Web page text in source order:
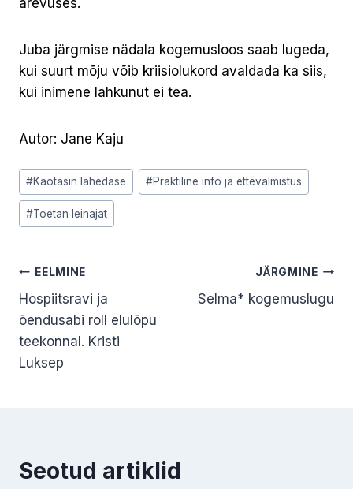
Juba järgmise nädala kogemusloos saab lugeda,
kui suurt mõju võib kriisiolukord avaldada ka siis,
kui inimene lahkunut ei tea.
Autor: Jane Kaju
Post
Tags:
#Kaotasin lähedase #Praktiline info ja ettevalmistus
#Toetan leinajat
Navigeerimine
EELMINE
Hospiitsravi ja
õendusabi roll elulõpu
teekonnal. Kristi
Luksep
JÄRGMINE
Selma* kogemuslugu
Seotud artiklid